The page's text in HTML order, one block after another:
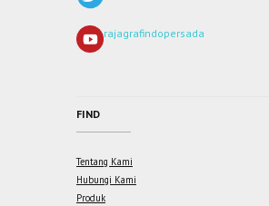
rajagrafindopersada
FIND
Tentang Kami
Hubungi Kami
Produk